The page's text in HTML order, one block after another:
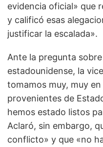
evidencia oficial» que
y calificó esas
justificar la escalada».
Ante la pregunta
estadounidense, la
tomamos muy, muy
provenientes de
hemos estado listos
Aclaró, sin embargo,
conflicto» y que «no